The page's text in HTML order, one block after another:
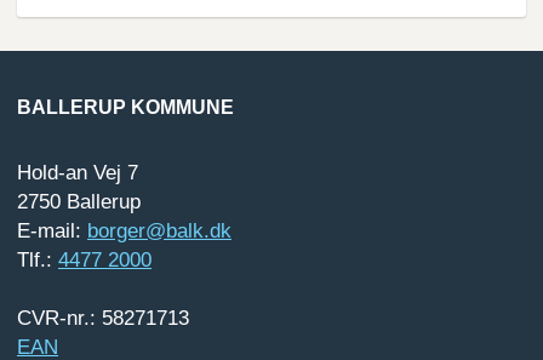
BALLERUP KOMMUNE
Hold-an Vej 7
2750 Ballerup
E-mail: borger@balk.dk
Tlf.: 4477 2000
CVR-nr.: 58271713
EAN